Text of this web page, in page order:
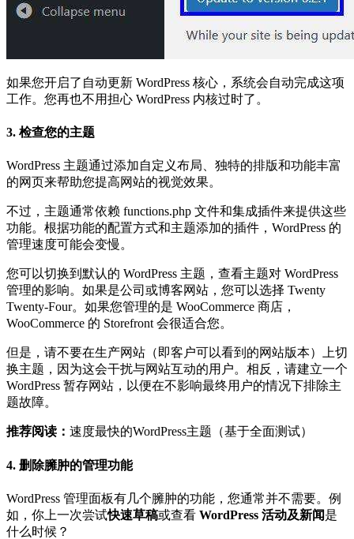
如果您开启了自动更新 WordPress 核心，系统会自动完成这项
工作。您再也不用担心 WordPress 内核过时了。
3. 检查您的主题
WordPress 主题通过添加自定义布局、独特的排版和功能丰富
的网页来帮助您提高网站的视觉效果。
不过，主题通常依赖 functions.php 文件和集成插件来提供这些
功能。根据功能的配置方式和主题添加的插件，WordPress 的
管理速度可能会变慢。
您可以切换到默认的 WordPress 主题，查看主题对 WordPress
管理的影响。如果是公司或博客网站，您可以选择 Twenty
Twenty-Four。如果您管理的是 WooCommerce 商店，
WooCommerce 的 Storefront 会很适合您。
但是，请不要在生产网站（即客户可以看到的网站版本）上切
换主题，因为这会干扰与网站互动的用户。相反，请建立一个
WordPress 暂存网站，以便在不影响最终用户的情况下排除主
题故障。
推荐阅读： 速度最快的WordPress主题（基于全面测试）
4. 删除臃肿的管理功能
WordPress 管理面板有几个臃肿的功能，您通常并不需要。例
如，你上一次尝试快速草稿或查看 WordPress 活动及新闻是
什么时候？